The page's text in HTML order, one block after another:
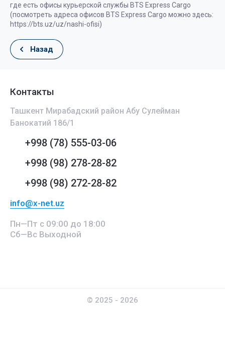
где есть офисы курьерской службы BTS Express Cargo
(посмотреть адреса офисов BTS Express Cargo можно здесь:
https://bts.uz/uz/nashi-ofisi)
Назад
Контакты
Ташкент Мирабадский район Абу Сулейман
Банокатий 186/1
+998 (78) 555-03-06
+998 (98) 278-28-82
+998 (98) 272-28-82
info@x-net.uz
Пн—Пт с 09:00 до 18:00
Сб—Вс Выходной
© 2025 - 2026